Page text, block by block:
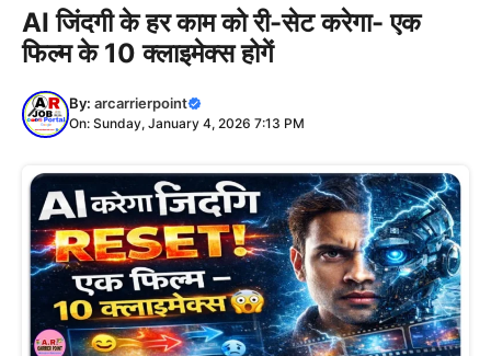
AI जिंदगी के हर काम को री-सेट करेगा- एक
फिल्म के 10 क्लाइमेक्स होगें
By: arcarrierpoint
On: Sunday, January 4, 2026 7:13 PM